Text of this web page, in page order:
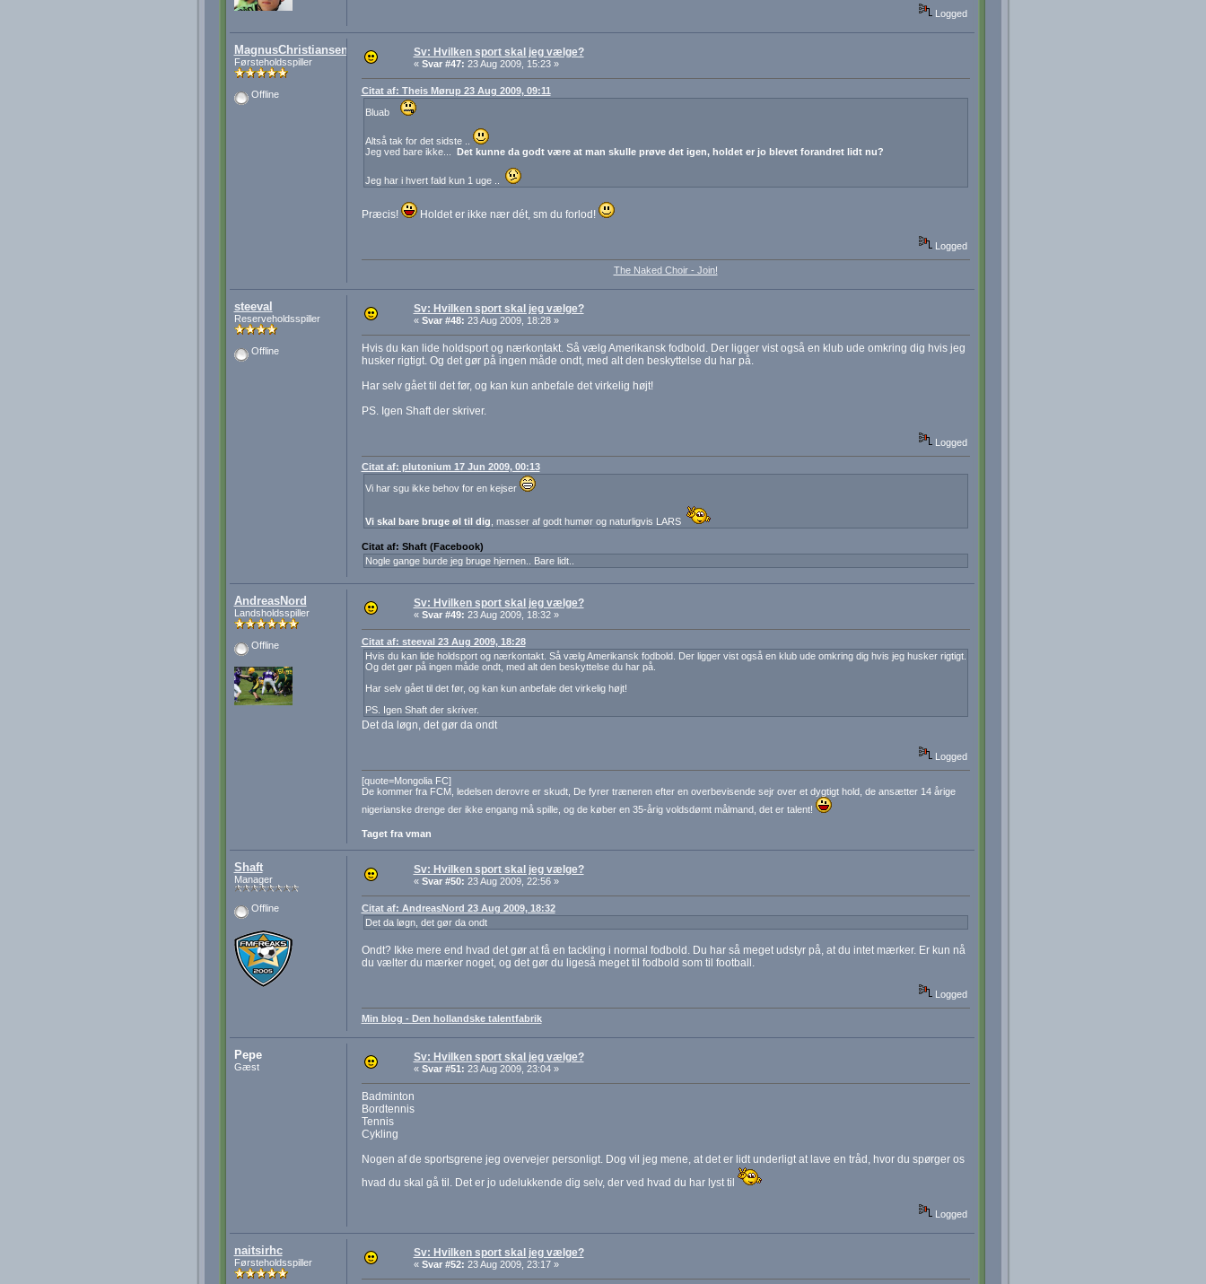
Logged
MagnusChristiansen
Førsteholdsspiller
Offline
Sv: Hvilken sport skal jeg vælge?
« Svar #47: 23 Aug 2009, 15:23 »
Citat af: Theis Mørup 23 Aug 2009, 09:11
Bluab
Altså tak for det sidste ..
Jeg ved bare ikke... Det kunne da godt være at man skulle prøve det igen, holdet er jo blevet forandret lidt nu?
Jeg har i hvert fald kun 1 uge ..
Præcis! Holdet er ikke nær dét, sm du forlod!
Logged
The Naked Choir - Join!
steeval
Reserveholdsspiller
Offline
Sv: Hvilken sport skal jeg vælge?
« Svar #48: 23 Aug 2009, 18:28 »
Hvis du kan lide holdsport og nærkontakt. Så vælg Amerikansk fodbold. Der ligger vist også en klub ude omkring dig hvis jeg
husker rigtigt. Og det gør på ingen måde ondt, med alt den beskyttelse du har på.
Har selv gået til det før, og kan kun anbefale det virkelig højt!
PS. Igen Shaft der skriver.
Logged
Citat af: plutonium 17 Jun 2009, 00:13
Vi har sgu ikke behov for en kejser
Vi skal bare bruge øl til dig , masser af godt humør og naturligvis LARS
Citat af: Shaft (Facebook)
Nogle gange burde jeg bruge hjernen.. Bare lidt..
AndreasNord
Landsholdsspiller
Offline
Sv: Hvilken sport skal jeg vælge?
« Svar #49: 23 Aug 2009, 18:32 »
Citat af: steeval 23 Aug 2009, 18:28
Hvis du kan lide holdsport og nærkontakt. Så vælg Amerikansk fodbold. Der ligger vist også en klub ude omkring dig hvis jeg husker rigtigt.
Og det gør på ingen måde ondt, med alt den beskyttelse du har på.
Har selv gået til det før, og kan kun anbefale det virkelig højt!
PS. Igen Shaft der skriver.
Det da løgn, det gør da ondt
Logged
[quote=Mongolia FC]
De kommer fra FCM, ledelsen derovre er skudt, De fyrer træneren efter en overbevisende sejr over et dygtigt hold, de ansætter 14 årige
nigerianske drenge der ikke engang må spille, og de køber en 35-årig voldsdømt målmand, det er talent!
Taget fra vman
Shaft
Manager
Offline
Sv: Hvilken sport skal jeg vælge?
« Svar #50: 23 Aug 2009, 22:56 »
Citat af: AndreasNord 23 Aug 2009, 18:32
Det da løgn, det gør da ondt
Ondt? Ikke mere end hvad det gør at få en tackling i normal fodbold. Du har så meget udstyr på, at du intet mærker. Er kun nå
du vælter du mærker noget, og det gør du ligeså meget til fodbold som til football.
Logged
Min blog - Den hollandske talentfabrik
Pepe
Gæst
Sv: Hvilken sport skal jeg vælge?
« Svar #51: 23 Aug 2009, 23:04 »
Badminton
Bordtennis
Tennis
Cykling
Nogen af de sportsgrene jeg overvejer personligt. Dog vil jeg mene, at det er lidt underligt at lave en tråd, hvor du spørger os
hvad du skal gå til. Det er jo udelukkende dig selv, der ved hvad du har lyst til
Logged
naitsirhc
Førsteholdsspiller
Sv: Hvilken sport skal jeg vælge?
« Svar #52: 23 Aug 2009, 23:17 »